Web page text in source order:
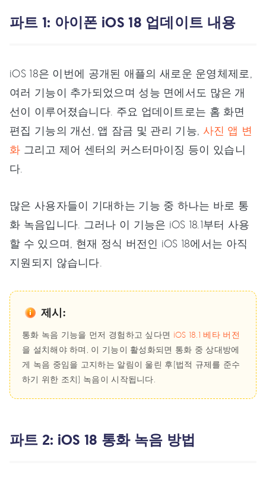
파트 1: 아이폰 iOS 18 업데이트 내용
iOS 18은 이번에 공개된 애플의 새로운 운영체제로,
여러 기능이 추가되었으며 성능 면에서도 많은 개
선이 이루어졌습니다. 주요 업데이트로는 홈 화면
편집 기능의 개선, 앱 잠금 및 관리 기능, 사진 앱 변
화 그리고 제어 센터의 커스터마이징 등이 있습니
다.
많은 사용자들이 기대하는 기능 중 하나는 바로 통
화 녹음입니다. 그러나 이 기능은 iOS 18.1부터 사용
할 수 있으며, 현재 정식 버전인 iOS 18에서는 아직
지원되지 않습니다.
제시:
통화 녹음 기능을 먼저 경험하고 싶다면 iOS 18.1 베타 버전
을 설치해야 하며, 이 기능이 활성화되면 통화 중 상대방에
게 녹음 중임을 고지하는 알림이 울린 후(법적 규제를 준수
하기 위한 조치) 녹음이 시작됩니다.
파트 2: iOS 18 통화 녹음 방법